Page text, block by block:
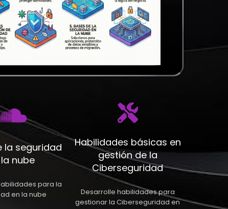
la seguridad
nube
para la
en la nube
Habilidades básicas en
gestión de la
Ciberseguridad
Desarrolle habilidades para
gestionar la Ciberseguridad en